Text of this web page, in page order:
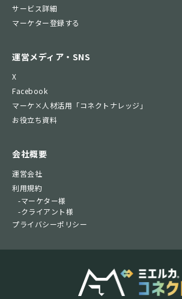
サービス詳細
マーケター登録する
運営メディア・SNS
X
Facebook
マーケ×人材活用「コネクトナレッジ」
お役立ち資料
会社概要
運営会社
利用規約
-マーケター様
-クライアント様
プライバシーポリシー